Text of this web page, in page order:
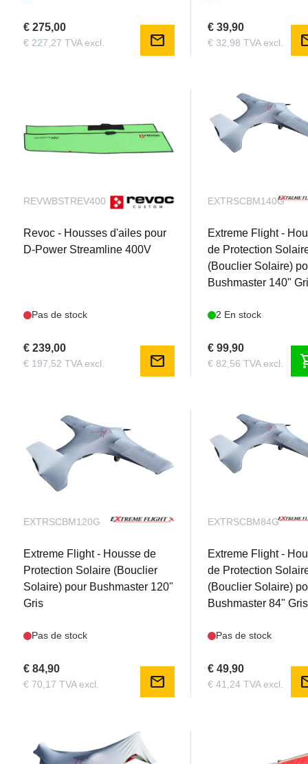
€ 275,00
€ 227,27 TVA excl. mail
€ 39,90
€ 32,98 TVA excl.
REVWBSTREV400
Revoc - Housses d'ailes pour
D-Power Streamline 400V
Pas de stock
€ 239,00
€ 197,52 TVA excl. mail
EXTRSCBM140G
Extreme Flight -
de Protection
(Bouclier Solaire)
Bushmaster 140"
2 En stock
€ 99,90
€ 82,56 TVA excl.
EXTRSCBM120G
Extreme Flight - Housse de
Protection Solaire (Bouclier
Solaire) pour Bushmaster 120"
Gris
Pas de stock
€ 84,90
€ 70,17 TVA excl. mail
EXTRSCBM84G
Extreme Flight -
de Protection
(Bouclier Solaire)
Bushmaster 84" Gris
Pas de stock
€ 49,90
€ 41,24 TVA excl.